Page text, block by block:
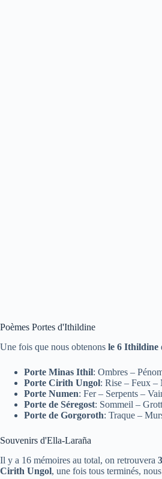
Poèmes Portes d'Ithildine
Une fois que nous obtenons le 6 Ithildine
Porte Minas Ithil: Ombres –
Porte Cirith Ungol: Rise – Feux –
Porte Numen: Fer – Serpents –
Porte de Séregost: Sommeil –
Porte de Gorgoroth: Traque –
Souvenirs d'Ella-Laraña
Il y a 16 mémoires au total, on retrouvera
Cirith Ungol, une fois tous terminés,